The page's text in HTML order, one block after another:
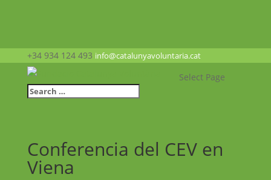
+34 934 124 493 info@catalunyavoluntaria.cat
Select Page
Conferencia del CEV en
Viena